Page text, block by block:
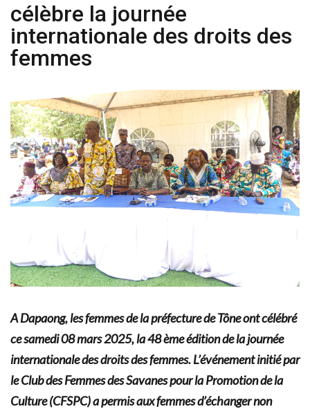
célèbre la journée
internationale des droits des
femmes
A Dapaong, les femmes de la préfecture de Tône ont célébré
ce samedi 08 mars 2025, la 48 ème édition de la journée
internationale des droits des femmes. L’événement initié par
le Club des Femmes des Savanes pour la Promotion de la
Culture (CFSPC) a permis aux femmes d’échanger non